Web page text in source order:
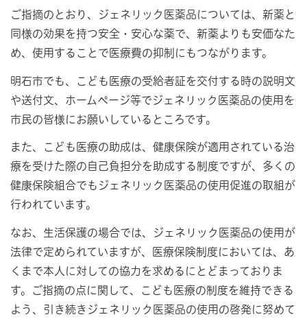
ご指摘のとおり、ジェネリック医薬品については、新薬と
同様の効果を持つ安全・安心な薬で、新薬よりも安価なた
め、使用することで医療費の抑制にもつながります。
明石市でも、こども医療の受給者証を交付する時の説明文
や送付文、ホームページ等でジェネリック医薬品の使用を
市民の皆様にお願いしているところです。
また、こども医療の助成は、健康保険が適用されている治
療を受けた際の自己負担分を助成する制度ですが、多くの
健康保険組合でもジェネリック医薬品の使用促進の取組が
行われています。
なお、生活保護の場合では、ジェネリック医薬品の使用が
法律で定められていますが、医療保険制度においては、あ
くまで本人に対しての協力を求めるにとどまっておりま
す。ご指摘の点に関して、こども医療の制度を維持できる
よう、引き続きジェネリック医薬品の使用の啓発に努めて